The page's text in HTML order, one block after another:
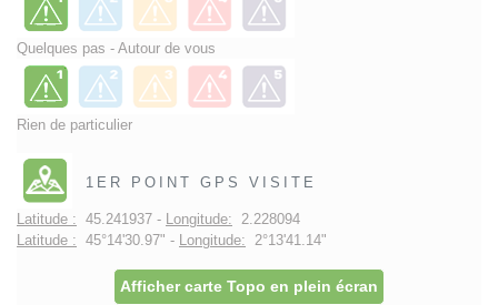
Quelques pas - Autour de vous
Rien de particulier
1ER POINT GPS VISITE
Latitude : 45.241937 - Longitude: 2.228094
Latitude : 45°14'30.97" - Longitude: 2°13'41.14"
Afficher carte Topo en plein écran